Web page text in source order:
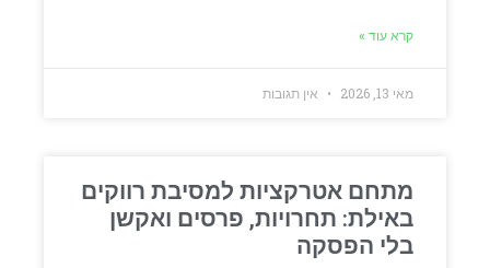
קרא עוד »
מאי 13, 2026 אין תגובות
מתחם אטרקציות למסיבת רווקים
באילת: תחרויות, פרסים ואקשן
בלי הפסקה